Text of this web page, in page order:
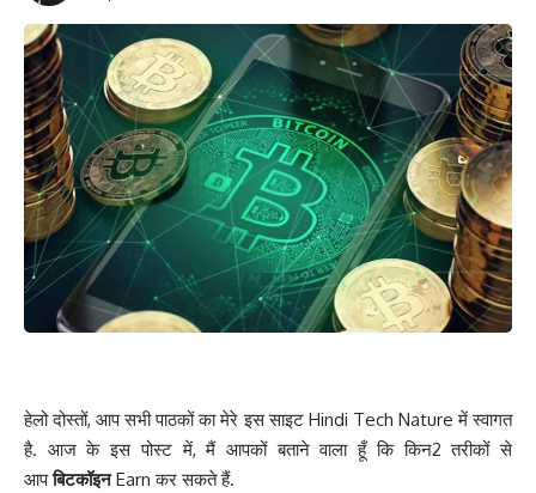
हेलो दोस्तों, आप सभी पाठकों का मेरे इस साइट Hindi Tech Nature में स्वागत
है. आज के इस पोस्ट में, मैं आपकों बताने वाला हूँ कि किन2 तरीकों से
आपबिटकॉइनEarn कर सकते हैं.